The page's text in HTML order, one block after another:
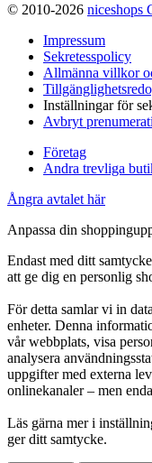
© 2010-2026 niceshops
Impressum
Sekretesspolicy
Allmänna villkor
Inställningar för
Avbryt
Företag
Andra trevliga
Ångra avtalet här
Anpassa din
Endast med ditt
att ge dig en personlig
För detta samlar vi in
enheter. Denna
vår webbplats, visa
analysera
uppgifter med externa
onlinekanaler – men
Läs gärna mer i
ger ditt samtycke.